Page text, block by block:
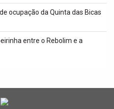
ocupação da Quinta das Bicas
entre o Rebolim e a